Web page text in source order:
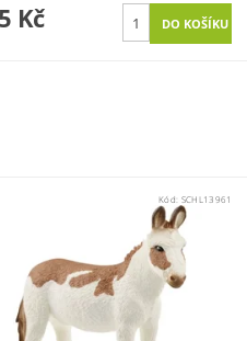
Kč
Kód: SCHL13961